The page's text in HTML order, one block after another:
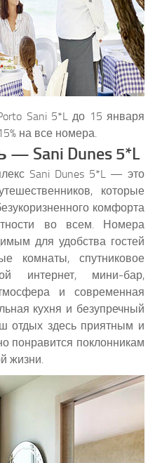
Sani 5*L до 15 января
на все номера.
— Sani Dunes 5*L
Sani Dunes 5*L — это
которые
комфорта
во всем. Номера
для удобства гостей
комнаты, спутниковое
интернет, мини-бар,
и современная
кухня и безупречный
отдых здесь приятным и
понравится поклонникам
жизни.